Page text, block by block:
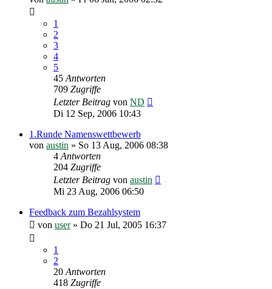
1
2
3
4
5
45Antworten
709 Zugriffe
Letzter Beitrag von ND
Di 12 Sep, 2006 10:43
1.Runde Namenswettbewerb
von austin » So 13 Aug, 2006 08:38
4Antworten
204 Zugriffe
Letzter Beitrag von austin
Mi 23 Aug, 2006 06:50
Feedback zum Bezahlsystem
von user» Do 21 Jul, 2005 16:37
1
2
20Antworten
418 Zugriffe